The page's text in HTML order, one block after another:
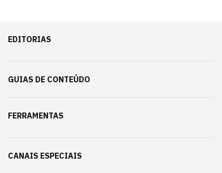
EDITORIAS
GUIAS DE CONTEÚDO
FERRAMENTAS
CANAIS ESPECIAIS